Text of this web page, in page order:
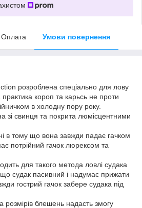
Оплата Умови повернення
розроблена спеціально для лову
короп та карьсь не проти
в холодну пору року.
зі свинця та покрита люмісцентними
в тому що вона завжди падає гачком
потрійний гачок люрексом та
для такого метода ловлі судака
судак пасивний і надумає прижати
гострий гачок забере судака під
розмірів блешень надасть змогу